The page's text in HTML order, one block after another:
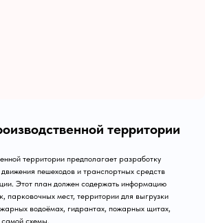
территории
территории предполагает разработку
пешеходов и транспортных средств
Этот план должен содержать информацию
парковочных мест, территории для выгрузки
водоёмах, гидрантах, пожарных щитах,
схемы.